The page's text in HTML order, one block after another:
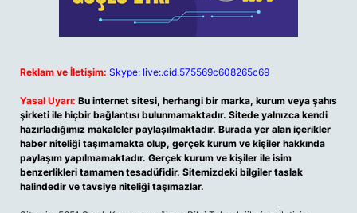
Reklam ve İletişim: Skype: live:.cid.575569c608265c69
Yasal Uyarı: Bu internet sitesi, herhangi bir marka, kurum veya şahıs
şirketi ile hiçbir bağlantısı bulunmamaktadır. Sitede yalnızca kendi
hazırladığımız makaleler paylaşılmaktadır. Burada yer alan içerikler
haber niteliği taşımamakta olup, gerçek kurum ve kişiler hakkında
paylaşım yapılmamaktadır. Gerçek kurum ve kişiler ile isim
benzerlikleri tamamen tesadüfidir. Sitemizdeki bilgiler taslak
halindedir ve tavsiye niteliği taşımazlar.